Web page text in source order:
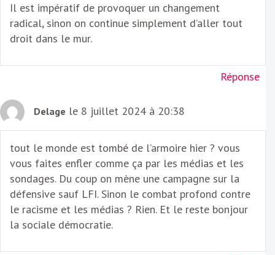
Il est impératif de provoquer un changement
radical, sinon on continue simplement d’aller tout
droit dans le mur.
Réponse
Delage le 8 juillet 2024 à 20:38
tout le monde est tombé de l’armoire hier ? vous
vous faites enfler comme ça par les médias et les
sondages. Du coup on mène une campagne sur la
défensive sauf LFI. Sinon le combat profond contre
le racisme et les médias ? Rien. Et le reste bonjour
la sociale démocratie.